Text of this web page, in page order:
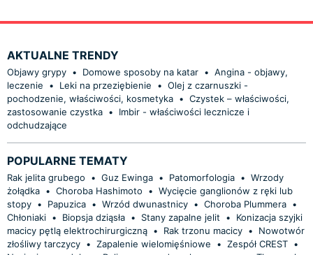
AKTUALNE TRENDY
Objawy grypy • Domowe sposoby na katar • Angina - objawy,
leczenie
• Leki na przeziębienie • Olej z czarnuszki -
pochodzenie, właściwości, kosmetyka • Czystek – właściwości,
zastosowanie czystka •
Imbir - właściwości lecznicze i
odchudzające
POPULARNE TEMATY
Rak jelita grubego • Guz Ewinga • Patomorfologia • Wrzody
żołądka • Choroba Hashimoto • Wycięcie ganglionów z ręki lub
stopy • Papuzica • Wrzód dwunastnicy • Choroba Plummera •
Chłoniaki • Biopsja dziąsła • Stany zapalne jelit •
Konizacja szyjki
macicy pętlą elektrochirurgiczną • Rak trzonu macicy •
Nowotwór
złośliwy tarczycy • Zapalenie wielomięśniowe • Zespół CREST •